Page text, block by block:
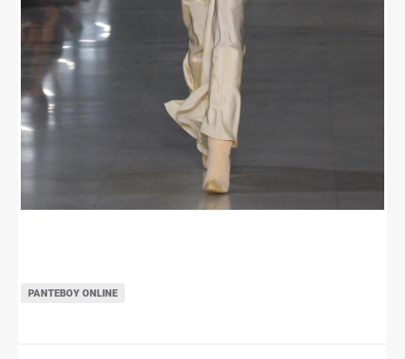
ΡΑΝΤΕΒΟΎ ONLINE